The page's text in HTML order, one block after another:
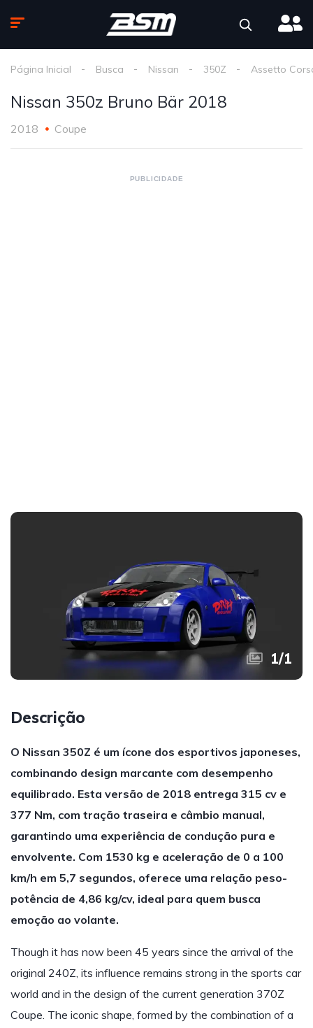
Página Inicial Busca Nissan 350Z Assetto
Nissan 350z Bruno Bär 2018
2018 Coupe
PUBLICIDADE
1/1
Descrição
O Nissan 350Z é um ícone dos esportivos japoneses,
combinando design marcante com desempenho
equilibrado. Esta versão de 2018 entrega 315 cv e
377 Nm, com tração traseira e câmbio manual,
garantindo uma experiência de condução pura e
envolvente. Com 1530 kg e aceleração de 0 a 100
km/h em 5,7 segundos, oferece uma relação peso-
potência de 4,86 kg/cv, ideal para quem busca
emoção ao volante.
Though it has now been 45 years since the arrival of the
original 240Z, its influence remains strong in the sports car
world and in the design of the current generation 370Z
Coupe. The iconic shape, formed by the combination of a